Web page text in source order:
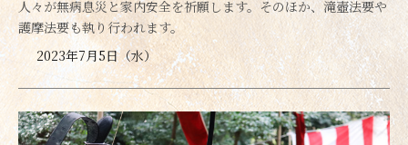
人々が無病息災と家内安全を祈願します。そのほか、滝壺法要や
護摩法要も執り行われます。
2023年7月5日（水）